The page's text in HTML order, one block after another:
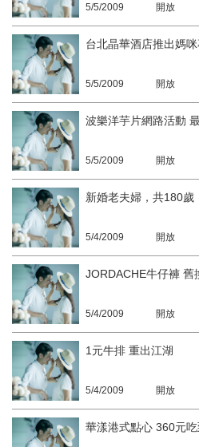
5/5/2009 開放
台北晶華酒店推出媽
5/5/2009 開放
波樂洋芋片網路活動
5/5/2009 開放
新婚老夫婦，共180歲
5/4/2009 開放
JORDACHE牛仔褲 舊
5/4/2009 開放
1元牛排 重出江湖
5/4/2009 開放
華漾港式點心 360元吃